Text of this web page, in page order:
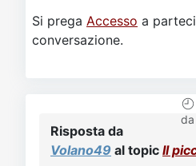
Si prega Accesso a
conversazione.
da
Risposta da
Volano49 al topic Il